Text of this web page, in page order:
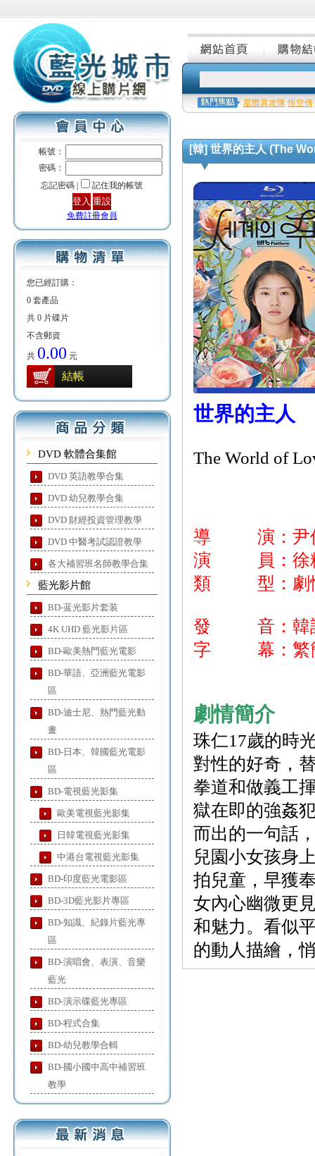
帳號：
密碼：
忘記密碼 |
記住我的帳號
免費註冊會員
您已經訂購：
0 套產品
共 0 片碟片
不含郵資
共 0.00 元
結帳
DVD 軟體合集館
DVD 英語教學合集
DVD 幼兒教學合集
DVD 財經投資管理教學
DVD 中醫考試認證教學
各大補習班名師教學合集
藍光影片館
BD-蓝光影片套装
4K UHD 藍光影片區
BD-歐美熱門藍光電影
BD-華語、亞洲藍光電影
區
BD-迪士尼、熱門藍光動
畫
BD-日本、韓國藍光電影
區
BD-電視藍光影集
歐美電視藍光影集
日韓電視藍光影集
中港台電視藍光影集
BD-印度藍光電影區
BD-3D藍光影片專區
BD-知識、紀錄片藍光專
區
BD-演唱會、表演、音樂
藍光
BD-演示碟藍光專區
BD-程式合集
BD-幼兒教學合輯
BD-國小國中高中補習班
教學
星際異攻隊 悟空傳
[韓] 世界的主人 (The
世界的主人
The World of
導 演：尹
演 員：徐粹
類 型：劇
發 音：韓
字 幕：繁簡
劇情簡介
珠仁17歲的時
對性的好奇，
拳道和做義工
獄在即的強姦
而出的一句話
兒園小女孩身
拍兒童，早獲
女內心幽微更
和魅力。看似
的動人描繪，